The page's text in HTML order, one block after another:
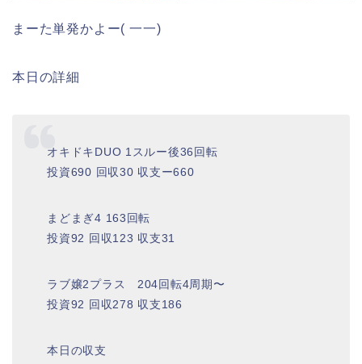
まーた単発かよー( 一一)
本日の詳細
オキドキDUO 1スルー後36回転
投資690 回収30 収支ー660
まどまぎ4 163回転
投資92 回収123 収支31
ラブ嬢2プラス 204回転4周期〜
投資92 回収278 収支186
本日の収支